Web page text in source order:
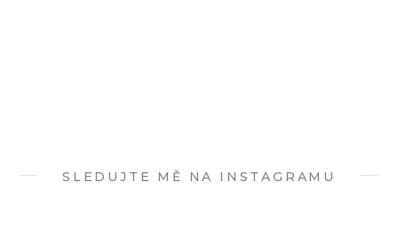
SLEDUJTE MĚ NA INSTAGRAMU